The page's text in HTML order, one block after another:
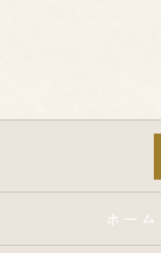
ホーム